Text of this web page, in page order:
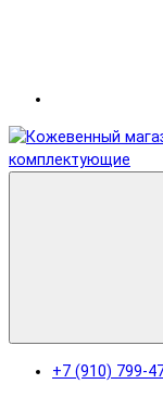
+7 (910) 799-